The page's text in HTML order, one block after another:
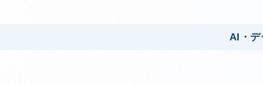
AI・デ